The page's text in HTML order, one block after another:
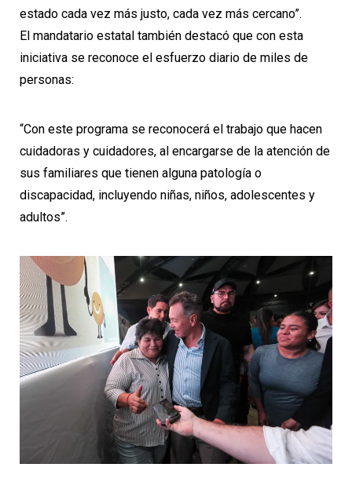
estado cada vez más justo, cada vez más cercano”.
El mandatario estatal también destacó que con esta
iniciativa se reconoce el esfuerzo diario de miles de
personas:
“Con este programa se reconocerá el trabajo que hacen
cuidadoras y cuidadores, al encargarse de la atención de
sus familiares que tienen alguna patología o
discapacidad, incluyendo niñas, niños, adolescentes y
adultos”.